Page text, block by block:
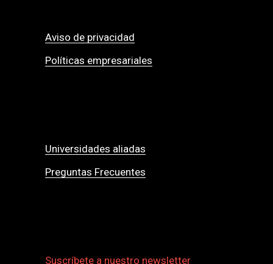
Aviso de privacidad
Políticas empresariales
Universidades aliadas
Preguntas Frecuentes
Suscríbete a nuestro newsletter